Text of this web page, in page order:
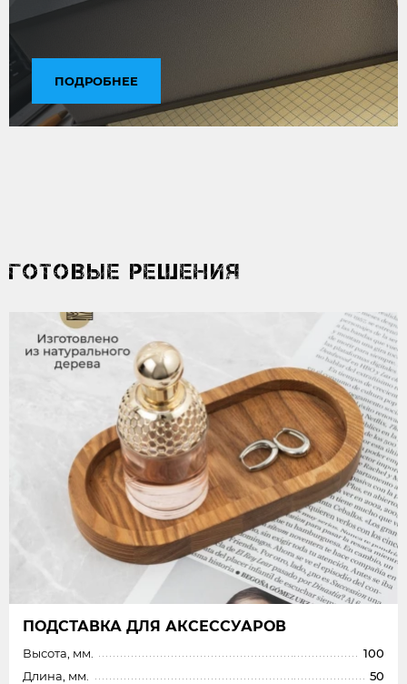
ПОДРОБНЕЕ
ГОТОВЫЕ РЕШЕНИЯ
ПОДСТАВКА ДЛЯ АКСЕССУАРОВ
Высота, мм.
100
Длина, мм.
50